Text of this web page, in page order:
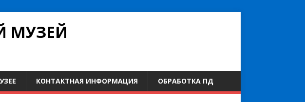
МУЗЕЙ
КОНТАКТНАЯ ИНФОРМАЦИЯ ОБРАБОТКА ПД